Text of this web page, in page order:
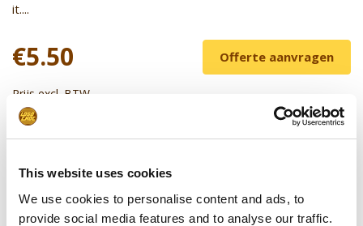
This website uses cookies
We use cookies to personalise content and ads, to
provide social media features and to analyse our traffic.
it....
€5.50 Offerte aanvragen
Prijs excl. BTW
Leverbaar vanaf 25 stuks
Kortingen bij grotere oplages
tot 100 stuks
€5.50
tot 250 stuks €4.75